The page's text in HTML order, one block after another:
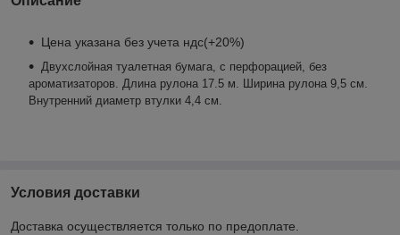
Цена указана без учета ндс(+20%)
Двухслойная туалетная бумага, с перфорацией, без
ароматизаторов. Длина рулона 17.5 м. Ширина рулона 9,5 см.
Внутренний диаметр втулки 4,4 см.
Условия доставки
Доставка осуществляется только по предоплате.